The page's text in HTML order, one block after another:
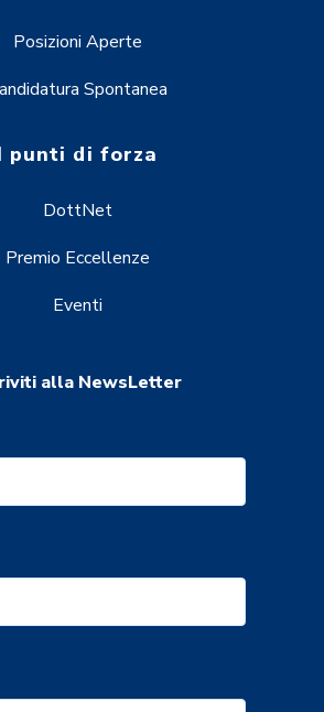
Posizioni Aperte
Spontanea
punti di forza
DottNet
Premio Eccellenze
Eventi
alla NewsLetter